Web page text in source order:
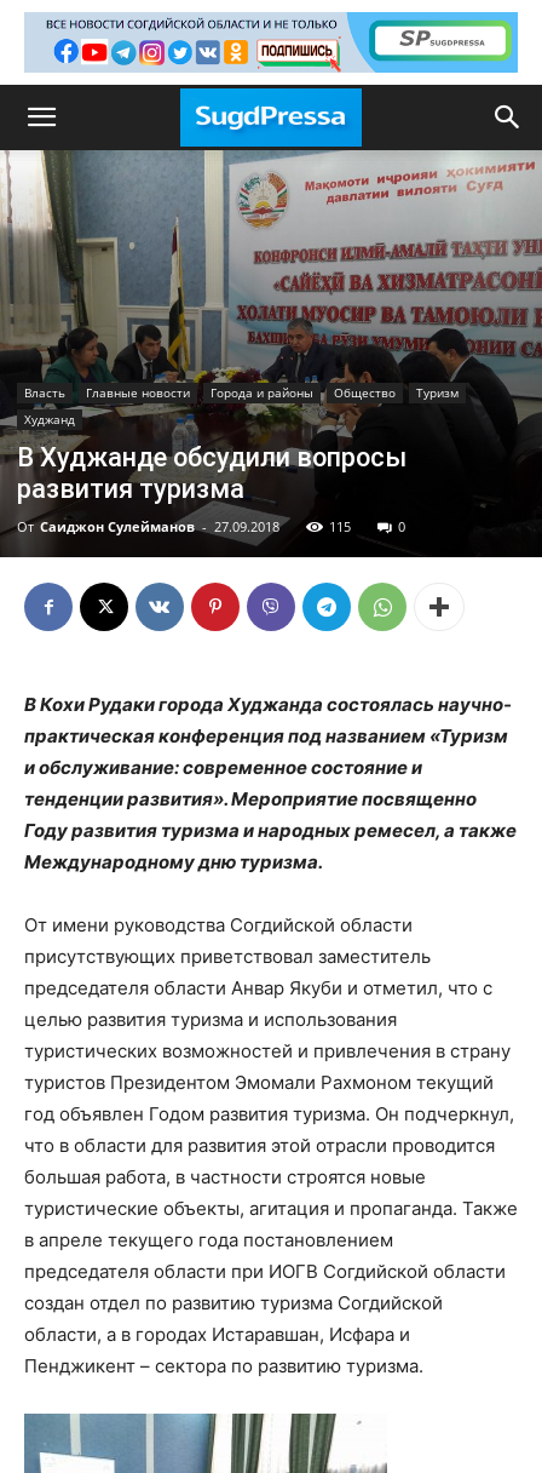
Власть Главные новости Города и районы Общество
Туризм
Худжанд
В Худжанде обсудили вопросы
развития туризма
От Саиджон Сулейманов - 27.09.2018 115 0
В Кохи Рудаки города Худжанда состоялась научно-
практическая конференция под названием «Туризм
и обслуживание: современное состояние и
тенденции развития». Мероприятие посвященно
Году развития туризма и народных ремесел, а также
Международному дню туризма.
От имени руководства Согдийской области
присутствующих приветствовал заместитель
председателя области Анвар Якуби и отметил, что с
целью развития туризма и использования
туристических возможностей и привлечения в страну
туристов Президентом Эмомали Рахмоном текущий
год объявлен Годом развития туризма. Он подчеркнул,
что в области для развития этой отрасли проводится
большая работа, в частности строятся новые
туристические объекты, агитация и пропаганда. Также
в апреле текущего года постановлением
председателя области при ИОГВ Согдийской области
создан отдел по развитию туризма Согдийской
области, а в городах Истаравшан, Исфара и
Пенджикент – сектора по развитию туризма.